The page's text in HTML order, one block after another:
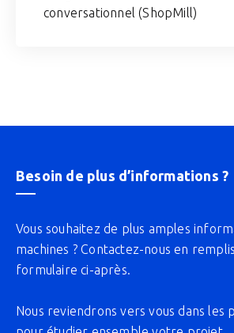
conversationnel (ShopMill)
Besoin de plus d’informations ?
Vous souhaitez de plus amples
machines ? Contactez-nous en
formulaire ci-après.
Nous reviendrons vers vous dans les